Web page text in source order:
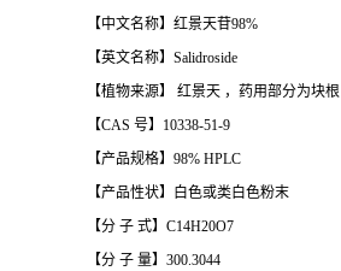
【中文名称】红景天苷98%
【英文名称】Salidroside
【植物来源】 红景天 ，药用部分为块根
【CAS 号】10338-51-9
【产品规格】98% HPLC
【产品性状】白色或类白色粉末
【分 子 式】C14H20O7
【分 子 量】300.3044